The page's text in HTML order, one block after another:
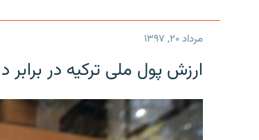
مرداد ۲۰, ۱۳۹۷
ارزش پول ملی ترکیه در برابر دلار